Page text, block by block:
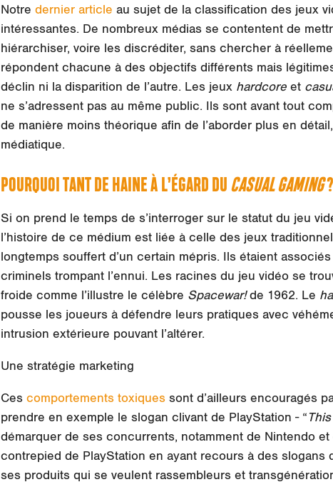
Notre dernier article au sujet de la classification des jeux
intéressantes. De nombreux médias se contentent de
hiérarchiser, voire les discréditer, sans chercher à
répondent chacune à des objectifs différents mais
déclin ni la disparition de l’autre. Les jeux hardcore et
ne s’adressent pas au même public. Ils sont avant tout
de manière moins théorique afin de l’aborder plus en
médiatique.
POURQUOI TANT DE HAINE À L’ÉGARD DU CASUAL GAMING?
Si on prend le temps de s’interroger sur le statut du jeu
l’histoire de ce médium est liée à celle des jeux
longtemps souffert d’un certain mépris. Ils étaient
criminels trompant l’ennui. Les racines du jeu vidéo se
froide comme l’illustre le célèbre Spacewar!de 1962. Le
pousse les joueurs à défendre leurs pratiques avec
intrusion extérieure pouvant l’altérer.
Une stratégie marketing
Ces comportements toxiquessont d’ailleurs encouragés
prendre en exemple le slogan clivant de PlayStation - “
démarquer de ses concurrents, notamment de Nintendo
contrepied de PlayStation en ayant recours à des slogans
ses produits qui se veulent rassembleurs et